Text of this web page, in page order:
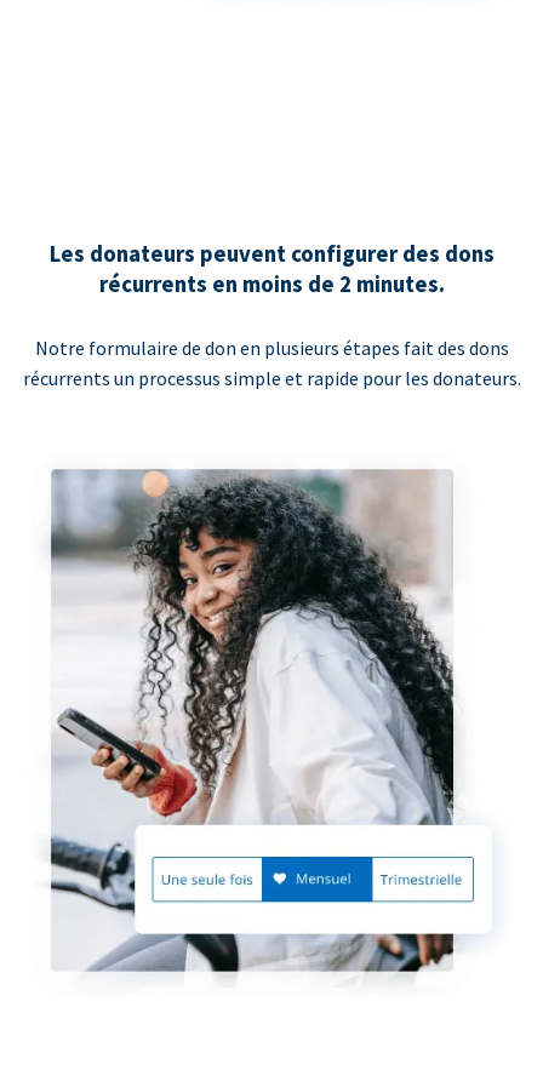
Les donateurs peuvent configurer des dons
récurrents en moins de 2 minutes.
Notre formulaire de don en plusieurs étapes fait des dons
récurrents un processus simple et rapide pour les donateurs.